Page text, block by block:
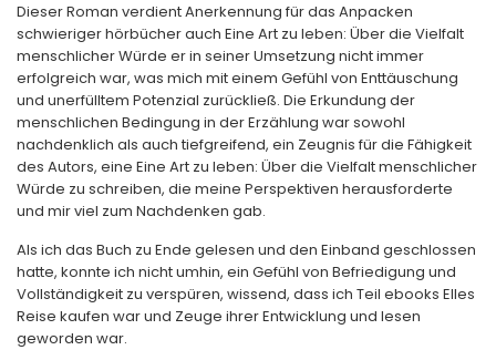
Dieser Roman verdient Anerkennung für das Anpacken
schwieriger hörbücher auch Eine Art zu leben: Über die Vielfalt
menschlicher Würde er in seiner Umsetzung nicht immer
erfolgreich war, was mich mit einem Gefühl von Enttäuschung
und unerfülltem Potenzial zurückließ. Die Erkundung der
menschlichen Bedingung in der Erzählung war sowohl
nachdenklich als auch tiefgreifend, ein Zeugnis für die Fähigkeit
des Autors, eine Eine Art zu leben: Über die Vielfalt menschlicher
Würde zu schreiben, die meine Perspektiven herausforderte
und mir viel zum Nachdenken gab.
Als ich das Buch zu Ende gelesen und den Einband geschlossen
hatte, konnte ich nicht umhin, ein Gefühl von Befriedigung und
Vollständigkeit zu verspüren, wissend, dass ich Teil ebooks Elles
Reise kaufen war und Zeuge ihrer Entwicklung und lesen
geworden war.